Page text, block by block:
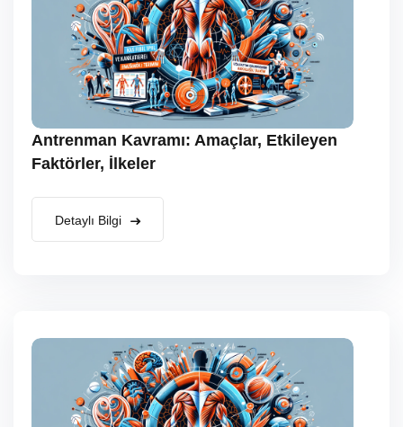
Antrenman Kavramı: Amaçlar, Etkileyen
Faktörler, İlkeler
Detaylı Bilgi